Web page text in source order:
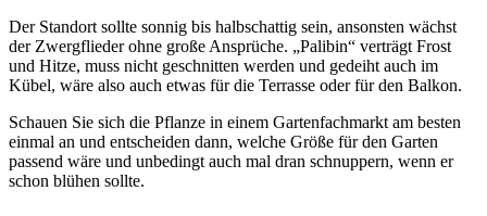
Der Standort sollte sonnig bis halbschattig sein, ansonsten wächst
der Zwergflieder ohne große Ansprüche. „Palibin“ verträgt Frost
und Hitze, muss nicht geschnitten werden und gedeiht auch im
Kübel, wäre also auch etwas für die Terrasse oder für den Balkon.
Schauen Sie sich die Pflanze in einem Gartenfachmarkt am besten
einmal an und entscheiden dann, welche Größe für den Garten
passend wäre und unbedingt auch mal dran schnuppern, wenn er
schon blühen sollte.